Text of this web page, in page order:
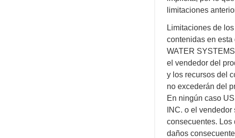
limitaciones
Limitaciones de
contenidas en
WATER
el vendedor del
y los recursos del
no excederán del
En ningún caso
INC. o el
consecuentes.
daños